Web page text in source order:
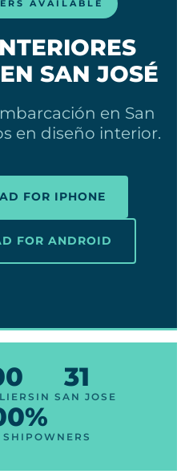
AVAILABLE
SAN JOSÉ
en San
en diseño interior.
FOR IPHONE
FOR ANDROID
31
IN SAN JOSE
SHIPOWNERS